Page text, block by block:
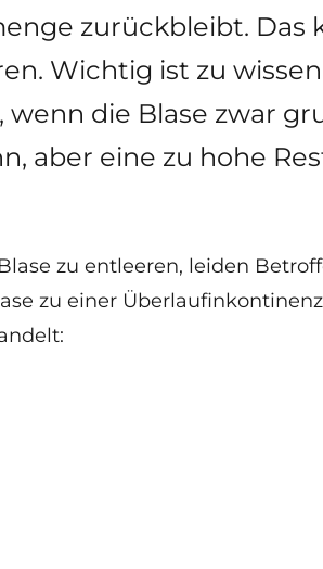
zurückbleibt. Das
Wichtig ist zu
die Blase zwar
aber eine zu hohe
zu entleeren, leiden
zu einer